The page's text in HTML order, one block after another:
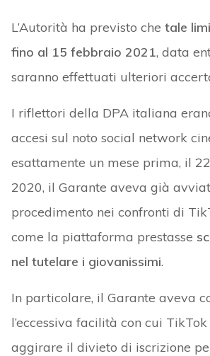
L’Autorità ha previsto che tale
fino al 15 febbraio 2021, data
saranno effettuati ulteriori
I riflettori della DPA italiana
accesi sul noto social network
esattamente un mese prima, il
2020, il Garante aveva già
procedimento nei confronti di
come la piattaforma prestasse
nel tutelare i giovanissimi.
In particolare, il Garante aveva
l’eccessiva facilità con cui
aggirare il divieto di iscrizione